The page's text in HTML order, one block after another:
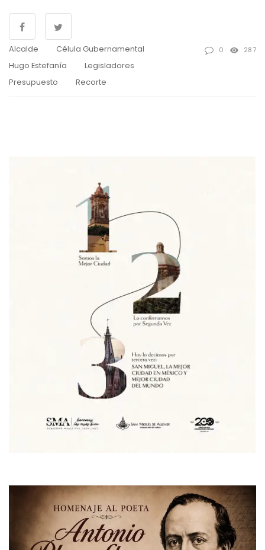
Alcalde
Célula Gubernamental
Hugo Estefanía
Legisladores
Presupuesto
Recorte
0 287